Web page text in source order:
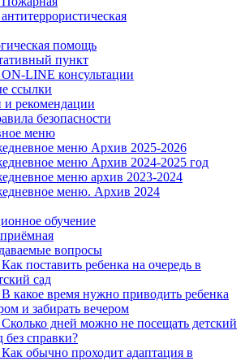
помощь
пункт
LINE консультации
ссылки
и рекомендации
безопасности
меню
меню Архив 2025-2026
меню Архив 2024-2025 год
меню архив 2023-2024
меню. Архив 2024
обучение
вопросы
поставить ребенка на очередь в
сад
какое время нужно приводить ребенка
и забирать вечером
дней можно не посещать детский
без справки?
обычно проходит адаптация в